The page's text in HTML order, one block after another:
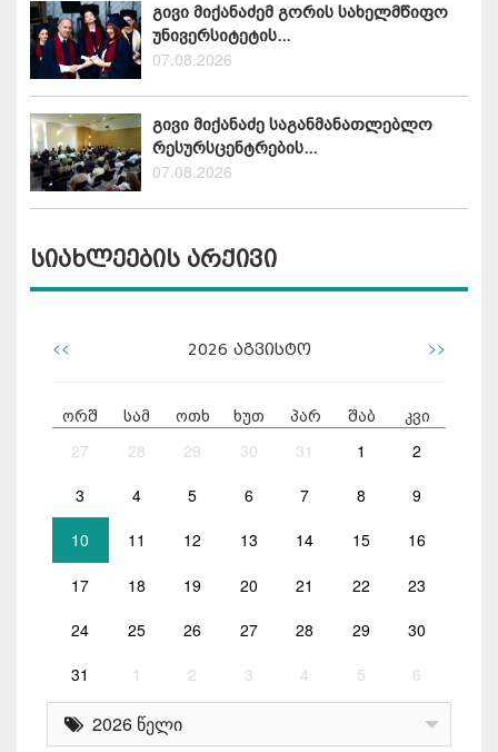
გივი მიქანაძემ გორის სახელმწიფო
უნივერსიტეტის...
07.08.2026
გივი მიქანაძე საგანმანათლებლო
რესურსცენტრების...
07.08.2026
სიახლეების არქივი
<< 2026 აგვისტო >>
ორშ სამ ოთხ ხუთ პარ შაბ კვი
27 28 29 30 31 1 2
3 4 5 6 7 8 9
10 11 12 13 14 15 16
17 18 19 20 21 22 23
24 25 26 27 28 29 30
31 1 2 3 4 5 6
2026 წელი